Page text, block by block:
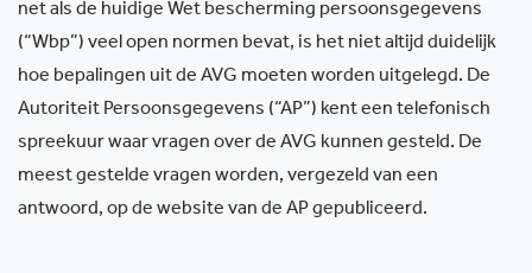
net als de huidige Wet bescherming persoonsgegevens
(“Wbp”) veel open normen bevat, is het niet altijd duidelijk
hoe bepalingen uit de AVG moeten worden uitgelegd. De
Autoriteit Persoonsgegevens (“AP”) kent een telefonisch
spreekuur waar vragen over de AVG kunnen gesteld. De
meest gestelde vragen worden, vergezeld van een
antwoord, op de website van de AP gepubliceerd.